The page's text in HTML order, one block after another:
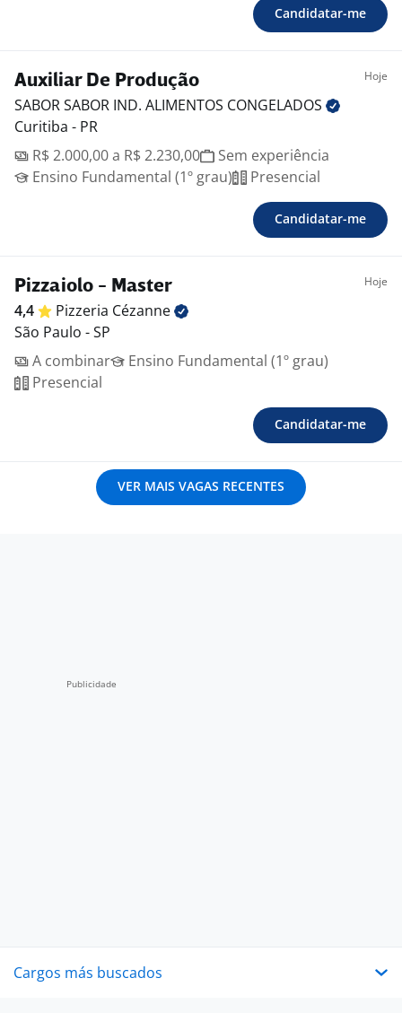
Candidatar-me
Auxiliar De Produção Hoje
SABOR SABOR IND. ALIMENTOS CONGELADOS
Curitiba - PR
R$ 2.000,00 a R$ 2.230,00
Sem experiência
Ensino Fundamental (1º grau)
Presencial
Candidatar-me
Pizzaiolo - Master Hoje
4,4 Pizzeria Cézanne
São Paulo - SP
A combinar
Ensino Fundamental (1º grau)
Presencial
Candidatar-me
VER MAIS VAGAS RECENTES
Cargos más buscados